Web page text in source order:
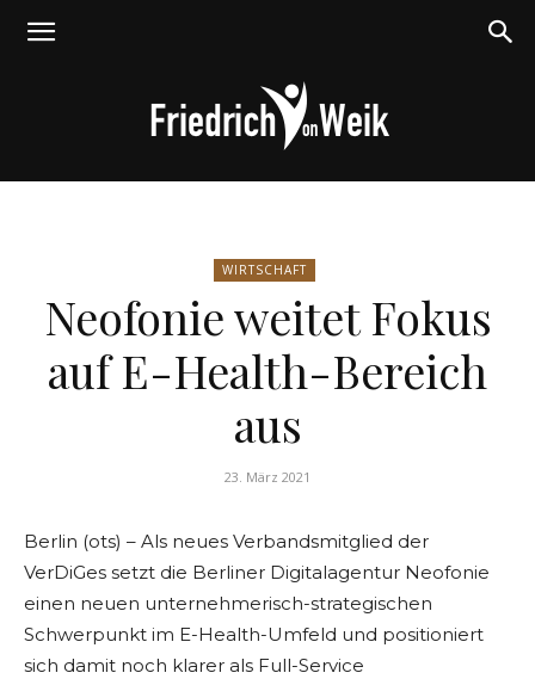
von
Weik
WIRTSCHAFT
Neofonie weitet Fokus
auf E-Health-Bereich
aus
23. März 2021
Berlin (ots) – Als neues Verbandsmitglied der
VerDiGes setzt die Berliner Digitalagentur Neofonie
einen neuen unternehmerisch-strategischen
Schwerpunkt im E-Health-Umfeld und positioniert
sich damit noch klarer als Full-Service